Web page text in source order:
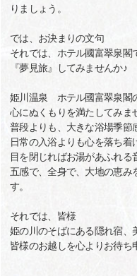
りましょう。
では、お決まりの文句
それでは、ホテル國富翠泉閣
『夢見旅』してみませんか♪
姫川温泉 ホテル國富翠泉閣
心にぬくもりを満たしてみま
普段よりも、大きな浴場季節
日常の入浴よりも心を落ち着
目を閉じればお湯があふれる
五感で、全身で、大地の恵み
す。
それでは、皆様
姫の川のそばにある隠れ宿、
皆様のお越しを心よりお待ち